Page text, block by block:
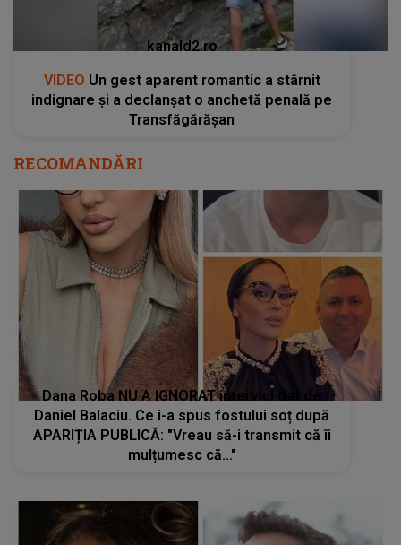
kanald2.ro
VIDEO Un gest aparent romantic a stârnit
indignare și a declanșat o anchetă penală pe
Transfăgărășan
RECOMANDĂRI
Dana Roba NU A IGNORAT interviul dat de
Daniel Balaciu. Ce i-a spus fostului soț după
APARIȚIA PUBLICĂ: "Vreau să-i transmit că îi
mulțumesc că..."